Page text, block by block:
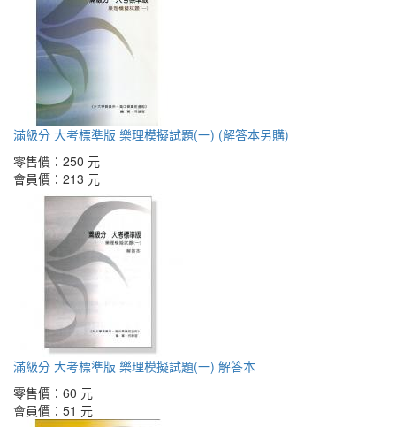
滿級分 大考標準版 樂理模擬試題(一) (解答本另購)
零售價： 250 元
會員價： 213 元
滿級分 大考標準版 樂理模擬試題(一) 解答本
零售價： 60 元
會員價： 51 元